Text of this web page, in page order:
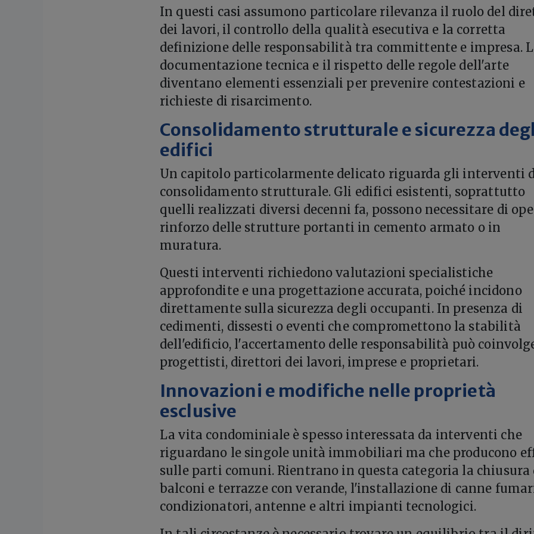
In questi casi assumono particolare rilevanza il ruolo del
dei lavori, il controllo della qualità esecutiva e la corretta
definizione delle responsabilità tra committente e impresa.
documentazione tecnica e il rispetto delle regole dell'arte
diventano elementi essenziali per prevenire contestazioni e
richieste di risarcimento.
Consolidamento strutturale e sicurezza
edifici
Un capitolo particolarmente delicato riguarda gli interventi
consolidamento strutturale. Gli edifici esistenti, soprattutto
quelli realizzati diversi decenni fa, possono necessitare di
rinforzo delle strutture portanti in cemento armato o in
muratura.
Questi interventi richiedono valutazioni specialistiche
approfondite e una progettazione accurata, poiché incidono
direttamente sulla sicurezza degli occupanti. In presenza di
cedimenti, dissesti o eventi che compromettono la stabilità
dell'edificio, l'accertamento delle responsabilità può
progettisti, direttori dei lavori, imprese e proprietari.
Innovazioni e modifiche nelle proprietà
esclusive
La vita condominiale è spesso interessata da interventi che
riguardano le singole unità immobiliari ma che producono
sulle parti comuni. Rientrano in questa categoria la chiusura
balconi e terrazze con verande, l'installazione di canne
condizionatori, antenne e altri impianti tecnologici.